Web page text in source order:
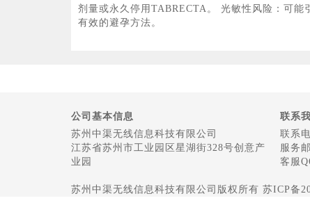
剂量或永久停用TABRECTA。 光敏性风险：可
有效的避孕方法。
公司基本信息
苏州中渠无线信息科技有限公司
江苏省苏州市工业园区星湖街328号创意产
业园
联系
联系
服务
客服
苏州中渠无线信息科技有限公司版权所有 苏ICP